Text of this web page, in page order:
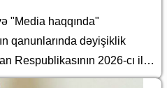
"Media haqqında"
qanunlarında dəyişiklik
Respublikasının 2026-cı il
Qanununun tətbiqi və